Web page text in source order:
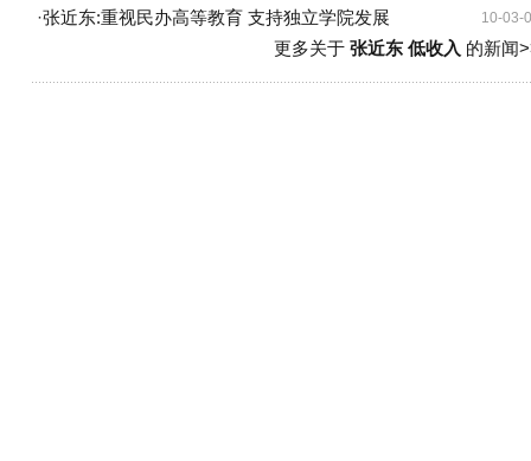
10-03-
·张近东:重视民办高等教育 支持独立学院发展
更多关于 张近东 低收入 的新闻